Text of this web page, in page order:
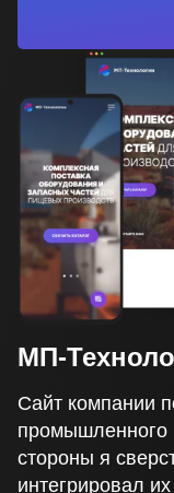
МП-
Сайт компании
промышленного
стороны я
интегрировал